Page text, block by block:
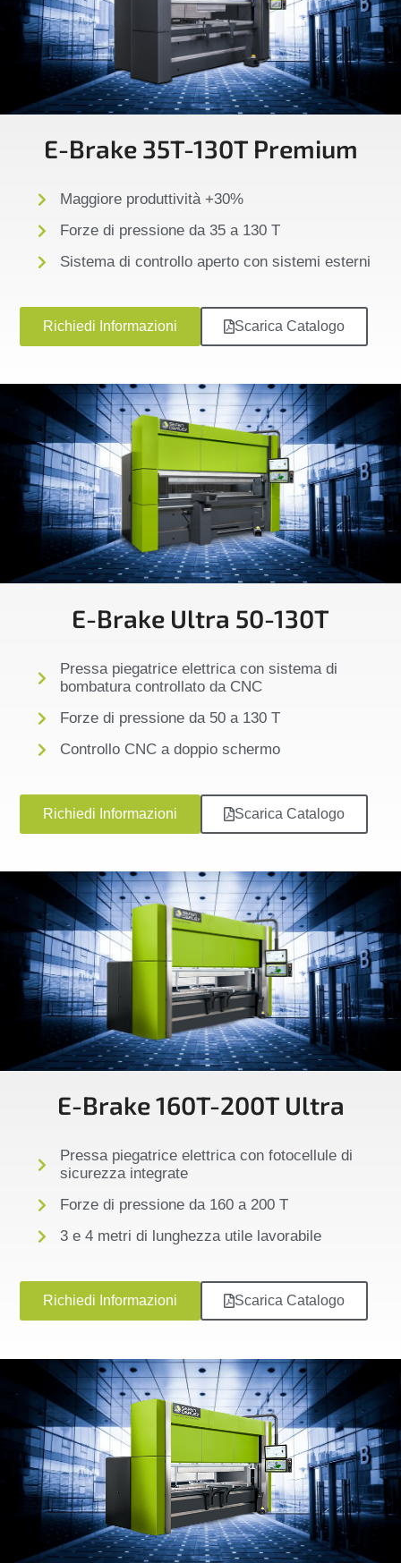
E-Brake 35T-130T Premium
Maggiore produttività +30%
Forze di pressione da 35 a 130 T
Sistema di controllo aperto con sistemi esterni
Richiedi Informazioni Scarica Catalogo
E-Brake Ultra 50-130T
Pressa piegatrice elettrica con sistema di
bombatura controllato da CNC
Forze di pressione da 50 a 130 T
Controllo CNC a doppio schermo
Richiedi Informazioni Scarica Catalogo
E-Brake 160T-200T Ultra
Pressa piegatrice elettrica con fotocellule di
sicurezza integrate
Forze di pressione da 160 a 200 T
3 e 4 metri di lunghezza utile lavorabile
Richiedi Informazioni Scarica Catalogo